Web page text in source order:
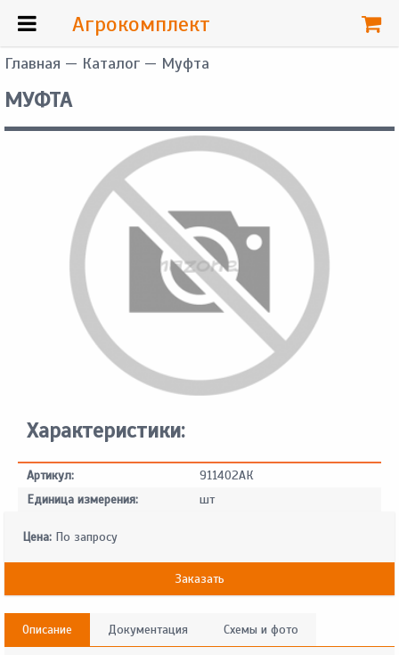
Главная — Каталог — Муфта
МУФТА
Характеристики:
Артикул:
911402АК
Единица измерения:
шт
Цена: По запросу
Заказать
Описание Документация Схемы и фото
Агрокомплект